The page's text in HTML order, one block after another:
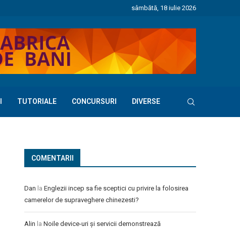
sâmbătă, 18 iulie 2026
TUTORIALE CONCURSURI DIVERSE
COMENTARII
Dan la Englezii incep sa fie sceptici cu privire la folosirea
camerelor de supraveghere chinezesti?
Alin la Noile device-uri și servicii demonstrează